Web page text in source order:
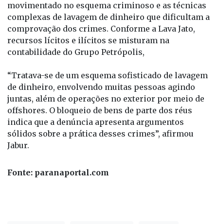
movimentado no esquema criminoso e as técnicas
complexas de lavagem de dinheiro que dificultam a
comprovação dos crimes. Conforme a Lava Jato,
recursos lícitos e ilícitos se misturam na
contabilidade do Grupo Petrópolis,
“Tratava-se de um esquema sofisticado de lavagem
de dinheiro, envolvendo muitas pessoas agindo
juntas, além de operações no exterior por meio de
offshores. O bloqueio de bens de parte dos réus
indica que a denúncia apresenta argumentos
sólidos sobre a prática desses crimes”, afirmou
Jabur.
Fonte: paranaportal.com